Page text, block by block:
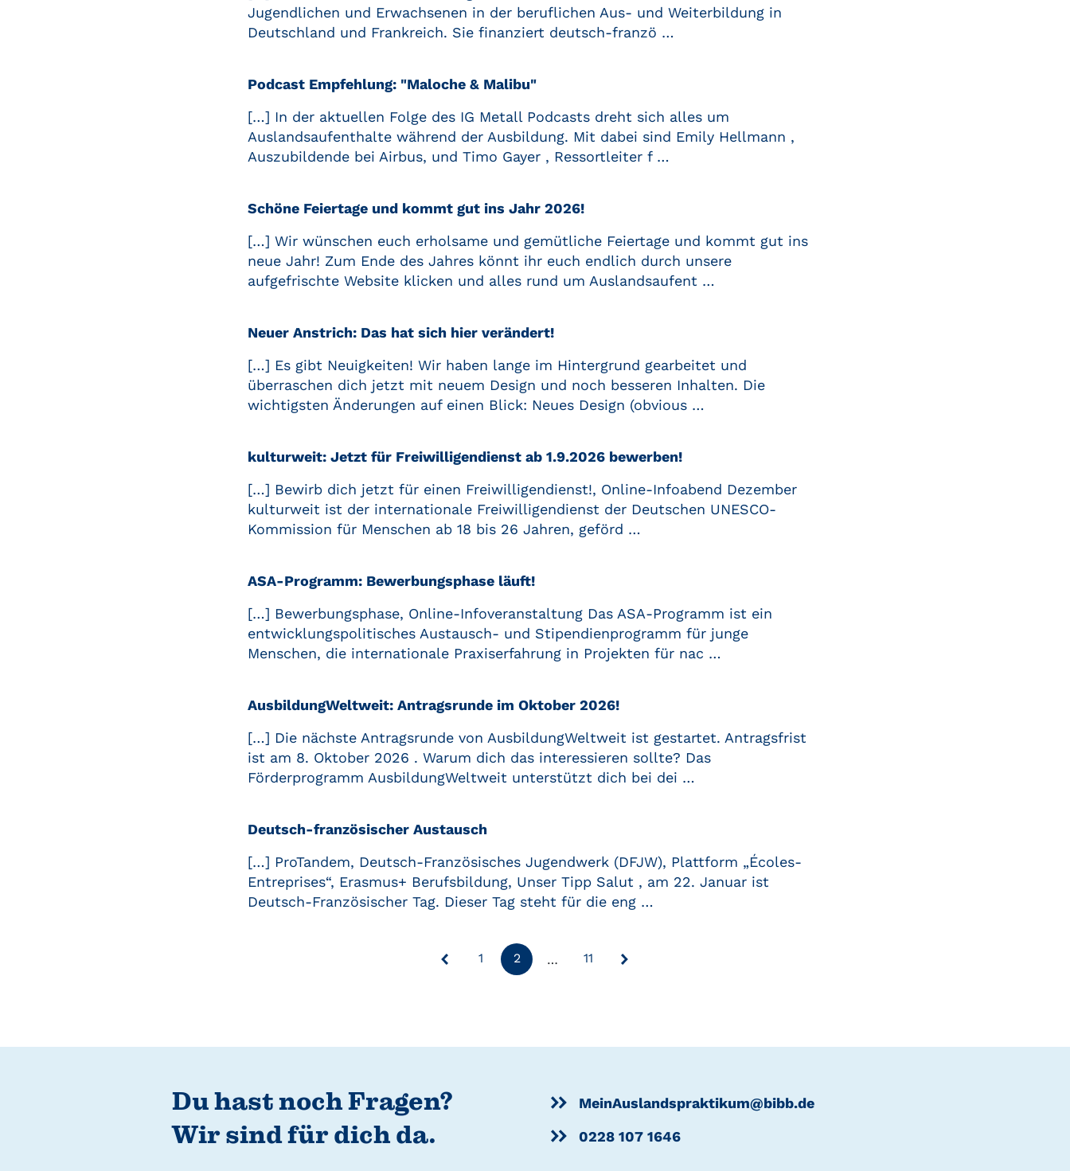
Jugendlichen und Erwachsenen in der beruflichen Aus- und Weiterbildung in
Deutschland und Frankreich. Sie finanziert deutsch-franzö …
Podcast Empfehlung: "Maloche & Malibu"
[…] In der aktuellen Folge des IG Metall Podcasts dreht sich alles um
Auslandsaufenthalte während der Ausbildung. Mit dabei sind Emily Hellmann ,
Auszubildende bei Airbus, und Timo Gayer , Ressortleiter f …
Schöne Feiertage und kommt gut ins Jahr 2026!
[…] Wir wünschen euch erholsame und gemütliche Feiertage und kommt gut ins
neue Jahr! Zum Ende des Jahres könnt ihr euch endlich durch unsere
aufgefrischte Website klicken und alles rund um Auslandsaufent …
Neuer Anstrich: Das hat sich hier verändert!
[…] Es gibt Neuigkeiten! Wir haben lange im Hintergrund gearbeitet und
überraschen dich jetzt mit neuem Design und noch besseren Inhalten. Die
wichtigsten Änderungen auf einen Blick: Neues Design (obvious …
kulturweit: Jetzt für Freiwilligendienst ab 1.9.2026 bewerben!
[…] Bewirb dich jetzt für einen Freiwilligendienst!, Online-Infoabend Dezember
kulturweit ist der internationale Freiwilligendienst der Deutschen UNESCO-
Kommission für Menschen ab 18 bis 26 Jahren, geförd …
ASA-Programm: Bewerbungsphase läuft!
[…] Bewerbungsphase, Online-Infoveranstaltung Das ASA-Programm ist ein
entwicklungspolitisches Austausch- und Stipendienprogramm für junge
Menschen, die internationale Praxiserfahrung in Projekten für nac …
AusbildungWeltweit: Antragsrunde im Oktober 2026!
[…] Die nächste Antragsrunde von AusbildungWeltweit ist gestartet. Antragsfrist
ist am 8. Oktober 2026 . Warum dich das interessieren sollte? Das
Förderprogramm AusbildungWeltweit unterstützt dich bei dei …
Deutsch-französischer Austausch
[…] ProTandem, Deutsch-Französisches Jugendwerk (DFJW), Plattform „Écoles-
Entreprises“, Erasmus+ Berufsbildung, Unser Tipp Salut , am 22. Januar ist
Deutsch-Französischer Tag. Dieser Tag steht für die eng …
1 2 … 11
Du hast noch Fragen?
Wir sind für dich da.
MeinAuslandspraktikum@bibb.de
0228 107 1646